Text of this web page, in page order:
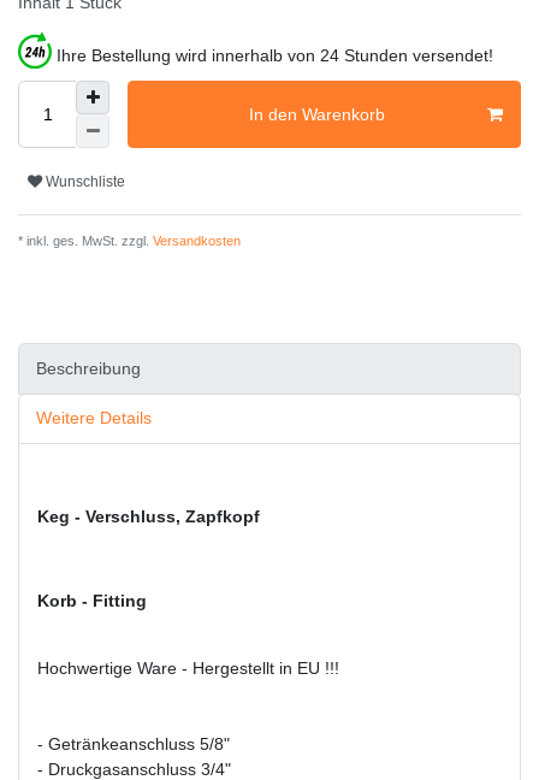
Ihre Bestellung wird innerhalb von 24 Stunden versendet!
In den Warenkorb
Wunschliste
* inkl. ges. MwSt. zzgl. Versandkosten
Beschreibung
Weitere Details
Keg - Verschluss, Zapfkopf
Korb - Fitting
Hochwertige Ware - Hergestellt in EU !!!
- Getränkeanschluss 5/8"
- Druckgasanschluss 3/4"